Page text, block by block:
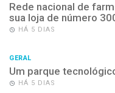
Rede nacional de
sua loja de número
HÁ 5 DIAS
GERAL
Um parque
HÁ 5 DIAS